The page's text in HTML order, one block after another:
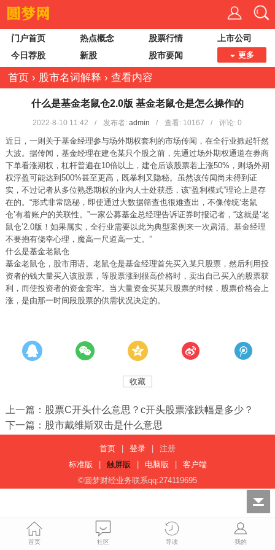
门户首页 热点概念 股票行情
上市公司
今日荐股
新股 股市要闻 更多
首页 › 股市名词解释 › 查看内容
什么是基金老鼠仓2.0版 基金老鼠仓是怎么操作的
2022-8-10 11:42 / 发布者:admin / 查看: 10167 / 评论: 0
近日，一则关于基金经理参与场外期权套利的市场传闻，在全行业掀起轩然
大波。据传闻，基金经理在建仓某只个股之前，先通过场外期权通道在券商
下单看涨期权，杠杆普遍在10倍以上，建仓后该股票若上涨50%，则场外期
权浮盈可能达到500%甚至更高，既暴利又隐秘。虽然该传闻尚未得到证
实，不过记者从多位熟悉期权的业内人士处获悉，该“盈利模式”理论上是存
在的。“形式非常隐秘，即使通过大数据筛查也很难查出，不像传统‘老鼠
仓’有着账户的关联性。”一家公募基金总经理告诉证券时报记者，“这就是‘老
鼠仓’2.0版！如果属实，全行业需要以此为典型案例来一次肃清。基金经理
不要抱有侥幸心理，魔高一尺道高一丈。”
什么是基金老鼠仓
基金老鼠仓，股市用语。老鼠仓是基金经理首先买入某只股票，然后利用投
资者的钱大量买入该股票，等股票涨到很高价格时，卖出自己买入的股票获
利，而使投资者的资金套牢。当大量资金买某只股票的时候，股票价格会上
涨，是由那一时间段股票的供需状况决定的。
收藏
上一篇：股票C开头什么意思？c开头股票涨跌幅是多少？
下一篇：股市戴维斯双击是什么意思
首页 登录
注册
标准版
触屏版 电脑版
客户端
©圆梦财经业务联系qq:274119695
首页 社区 导读 我的